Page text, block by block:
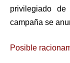
privilegiado
campaña se
Posible